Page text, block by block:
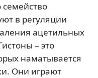
семейство
в регуляции
ацетильных
– это
наматывается
Они играют